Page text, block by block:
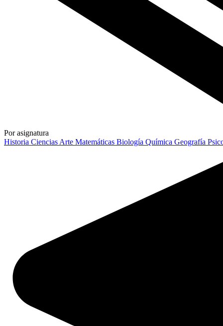
Por asignatura
Historia Ciencias Arte Matemáticas Biología Química Geografía